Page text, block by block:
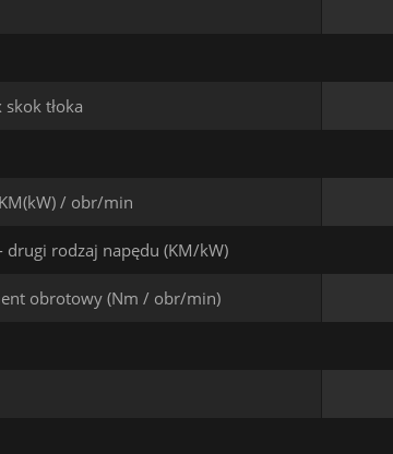
tłoka
/ obr/min
drugi rodzaj napędu (KM/kW)
obrotowy (Nm / obr/min)